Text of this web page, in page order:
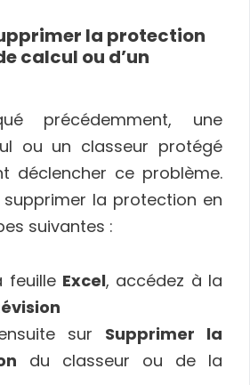
la protection
calcul ou d’un
précédemment, une
ou un classeur protégé
déclencher ce problème.
supprimer la protection en
suivantes :
feuille Excel, accédez à la
sur Supprimer la
du classeur ou de la